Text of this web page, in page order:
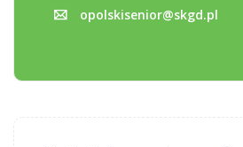
opolskisenior@skgd.pl